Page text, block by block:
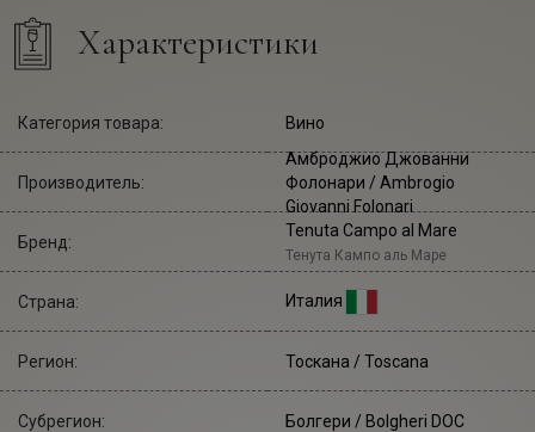
Характеристики
Категория товара: Вино
Производитель:
Амброджио Джованни
Фолонари / Ambrogio
Giovanni Folonari
Бренд:
Tenuta Campo al Mare
Тенута Кампо аль Маре
Страна: Италия
Регион: Тоскана / Toscana
Субрегион: Болгери / Bolgheri DOC